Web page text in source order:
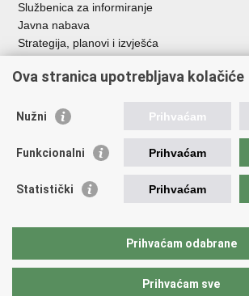
Službenica za informiranje
Javna nabava
Strategija, planovi i izvješća
Korisne poveznice
Vlada RH
ASOO
CARNET
Ova stranica upotrebljava kolačiće
Nužni Prihvaćam
Funkcionalni Prihvaćam
Statistički Prihvaćam
Prihvaćam odabrane
Prihvaćam sve